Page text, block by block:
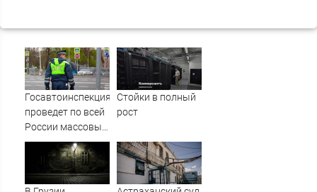
Госавтоинспекция
проведет по всей
России массовые
рейды с 10
августа
Стойки в полный
рост